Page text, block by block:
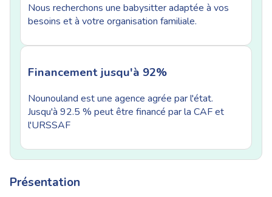
Nous recherchons une babysitter adaptée à vos
besoins et à votre organisation familiale.
Financement jusqu'à 92%
Nounouland est une agence agrée par l'état.
Jusqu'à 92.5 % peut être financé par la CAF et
l'URSSAF
Présentation